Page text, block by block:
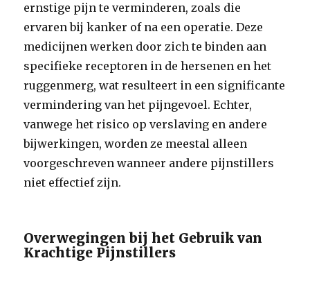
ernstige pijn te verminderen, zoals die
ervaren bij kanker of na een operatie. Deze
medicijnen werken door zich te binden aan
specifieke receptoren in de hersenen en het
ruggenmerg, wat resulteert in een significante
vermindering van het pijngevoel. Echter,
vanwege het risico op verslaving en andere
bijwerkingen, worden ze meestal alleen
voorgeschreven wanneer andere pijnstillers
niet effectief zijn.
Overwegingen bij het Gebruik van
Krachtige Pijnstillers